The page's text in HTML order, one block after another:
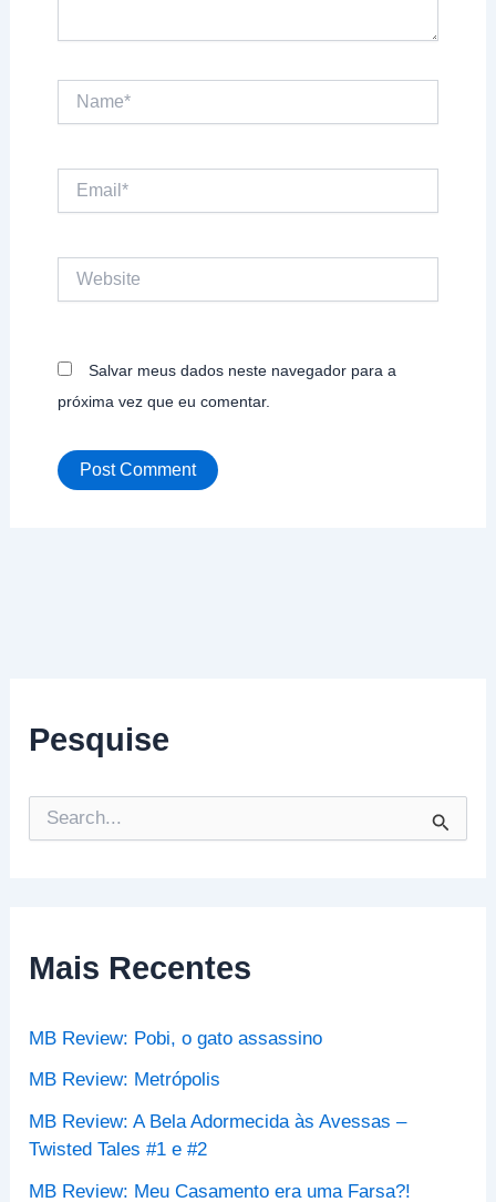
Pesquise
e
a
o
:
Mais Recentes
MB Review: Pobi, o gato assassino
MB Review: Metrópolis
MB Review: A Bela Adormecida às Avessas –
Twisted Tales #1 e #2
MB Review: Meu Casamento era uma Farsa?!
Name*
Salvar meus dados neste navegador para a
próxima vez que eu comentar.